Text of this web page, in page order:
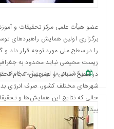
عضو هیأت علمی مرکز تحقیقات و
برگزاری اولین همایش راهبردهای
را در سطح ملی مورد توجه قرار داد
زیست محیطی نباید محدود به
در سطح استانی و همچنین انجام
شهرهای مختلف کشور، صرف انرژی
حالی که نتایج این همایش‌ها و
پیدا کند.
یکشنبه، ١٠ اردیبهشت ١٤٠٢ - ٠٨:١١